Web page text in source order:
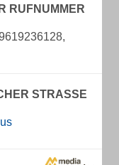
RUFNUMMER
STRASSE